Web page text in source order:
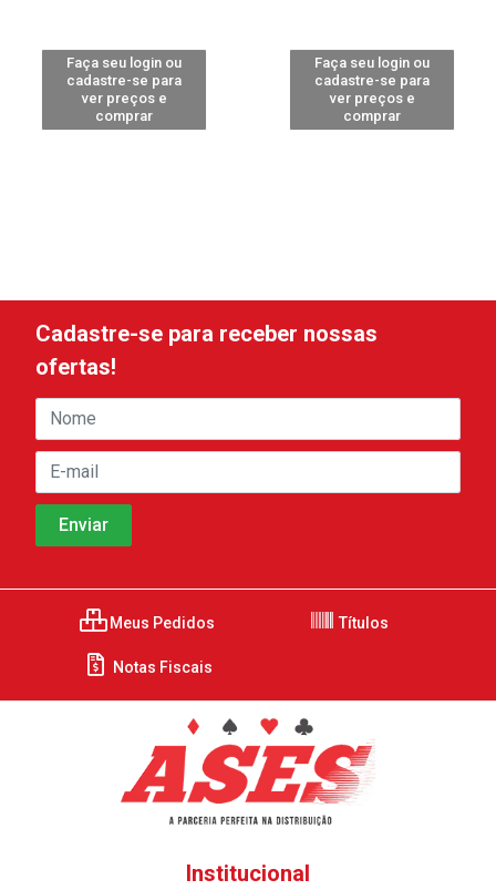
Faça seu login ou
cadastre-se para
ver preços e
comprar
Faça seu login ou
cadastre-se para
ver preços e
comprar
Cadastre-se para receber nossas
ofertas!
Meus Pedidos Títulos
Notas Fiscais
Institucional